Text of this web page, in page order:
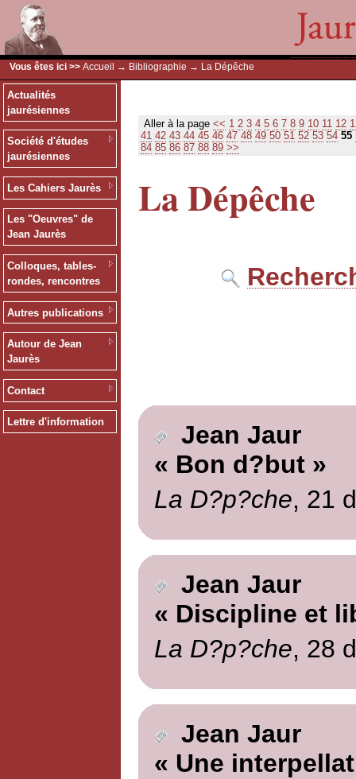
Vous êtes ici >> Accueil → Bibliographie → La Dépêche
Actualités
jaurésiennes
Société d'études
jaurésiennes
Les Cahiers Jaurès
Les "Oeuvres" de
Jean Jaurès
Colloques, tables-
rondes, rencontres
Autres publications
Autour de Jean
Jaurès
Contact
Lettre d'information
Aller à la page << 1 2 3 4 5 6 7 8 9 10 11 12
41 42 43 44 45 46 47 48 49 50 51 52 53 54 55
84 85 86 87 88 89 >>
La Dépêche
Jean Jaur
« Bon d?but »
La D?p?che, 21
Jean Jaur
« Discipline et
La D?p?che, 28
Jean Jaur
« Une